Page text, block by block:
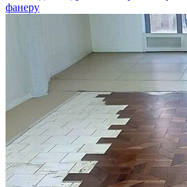
Укладка модульного паркета с
фанеру